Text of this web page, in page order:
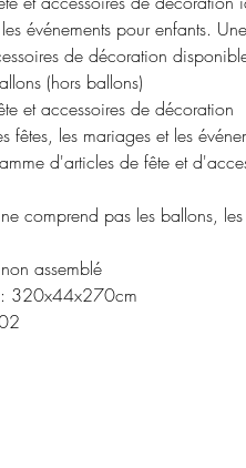
événements pour enfants.
de décoration
(hors ballons)
et accessoires de décoration
fêtes, les mariages et les
d'articles de fête et
comprend pas les ballons,
assemblé
: 320x44x270cm